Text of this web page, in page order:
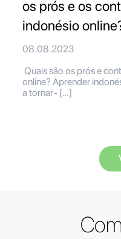
os prós e os
indonésio
08.08.2023
Quais são os prós e
online? Aprender
a tornar- […]